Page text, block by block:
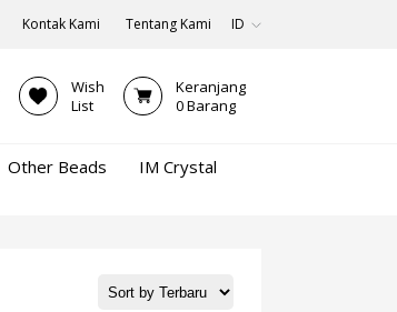
Kontak Kami Tentang Kami ID
Wish
List
Keranjang
0Barang
Other Beads
IM Crystal